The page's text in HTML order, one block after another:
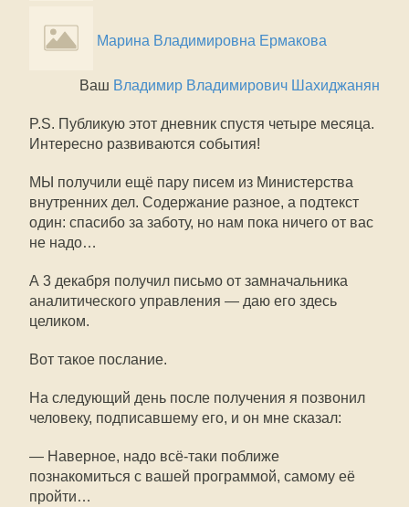
Марина Владимировна Ермакова
Ваш Владимир Владимирович Шахиджанян
P.S. Публикую этот дневник спустя четыре месяца.
Интересно развиваются события!
МЫ получили ещё пару писем из Министерства
внутренних дел. Содержание разное, а подтекст
один: спасибо за заботу, но нам пока ничего от вас
не надо…
А 3 декабря получил письмо от замначальника
аналитического управления — даю его здесь
целиком.
Вот такое послание.
На следующий день после получения я позвонил
человеку, подписавшему его, и он мне сказал:
— Наверное, надо всё-таки поближе
познакомиться с вашей программой, самому её
пройти…